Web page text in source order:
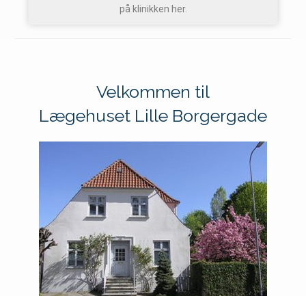
på klinikken her.
Velkommen til
Lægehuset Lille Borgergade